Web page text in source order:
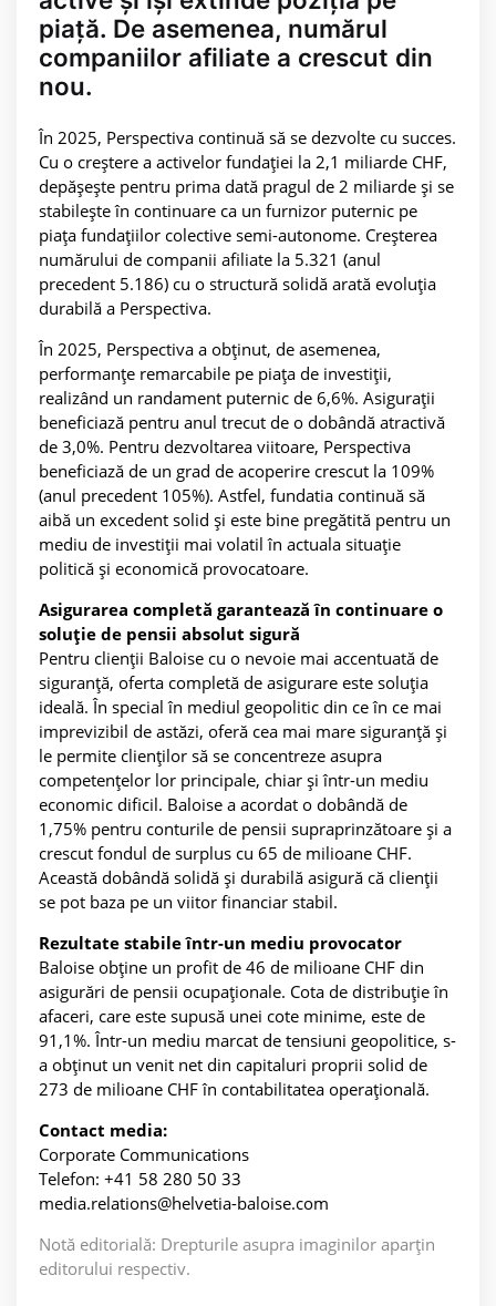
piață. De asemenea, numărul
companiilor afiliate a crescut din
nou.
În 2025, Perspectiva continuă să se dezvolte cu succes.
Cu o creștere a activelor fundației la 2,1 miliarde CHF,
depășește pentru prima dată pragul de 2 miliarde și se
stabilește în continuare ca un furnizor puternic pe
piața fundațiilor colective semi-autonome. Creșterea
numărului de companii afiliate la 5.321 (anul
precedent 5.186) cu o structură solidă arată evoluția
durabilă a Perspectiva.
În 2025, Perspectiva a obținut, de asemenea,
performanțe remarcabile pe piața de investiții,
realizând un randament puternic de 6,6%. Asigurații
beneficiază pentru anul trecut de o dobândă atractivă
de 3,0%. Pentru dezvoltarea viitoare, Perspectiva
beneficiază de un grad de acoperire crescut la 109%
(anul precedent 105%). Astfel, fundatia continuă să
aibă un excedent solid și este bine pregătită pentru un
mediu de investiții mai volatil în actuala situație
politică și economică provocatoare.
Asigurarea completă garantează în continuare o
soluție de pensii absolut sigură
Pentru clienții Baloise cu o nevoie mai accentuată de
siguranță, oferta completă de asigurare este soluția
ideală. În special în mediul geopolitic din ce în ce mai
imprevizibil de astăzi, oferă cea mai mare siguranță și
le permite clienților să se concentreze asupra
competențelor lor principale, chiar și într-un mediu
economic dificil. Baloise a acordat o dobândă de
1,75% pentru conturile de pensii supraprinzătoare și a
crescut fondul de surplus cu 65 de milioane CHF.
Această dobândă solidă și durabilă asigură că clienții
se pot baza pe un viitor financiar stabil.
Rezultate stabile într-un mediu provocator
Baloise obține un profit de 46 de milioane CHF din
asigurări de pensii ocupaționale. Cota de distribuție în
afaceri, care este supusă unei cote minime, este de
91,1%. Într-un mediu marcat de tensiuni geopolitice, s-
a obținut un venit net din capitaluri proprii solid de
273 de milioane CHF în contabilitatea operațională.
Contact media:
Corporate Communications
Telefon: +41 58 280 50 33
media.relations@helvetia-baloise.com
Notă editorială: Drepturile asupra imaginilor aparțin
editorului respectiv.